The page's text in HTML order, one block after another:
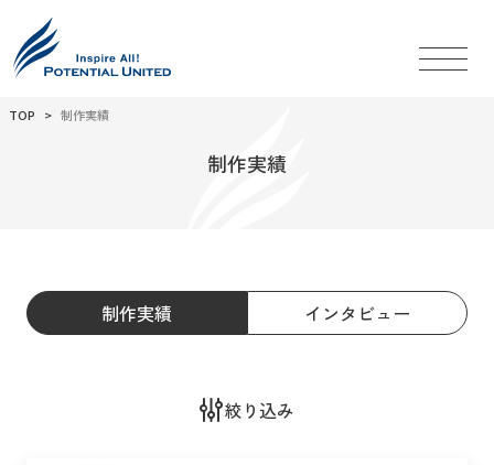
TOP 制作実績
制作実績
制作実績 インタビュー
絞り込み